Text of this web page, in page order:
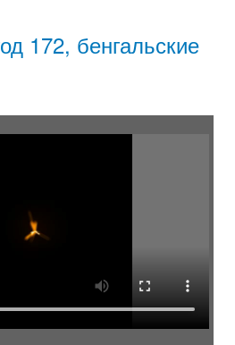
172, бенгальские